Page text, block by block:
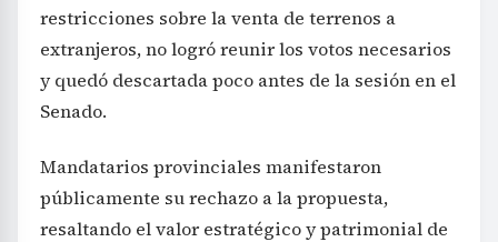
restricciones sobre la venta de terrenos a
extranjeros, no logró reunir los votos necesarios
y quedó descartada poco antes de la sesión en el
Senado.
Mandatarios provinciales manifestaron
públicamente su rechazo a la propuesta,
resaltando el valor estratégico y patrimonial de